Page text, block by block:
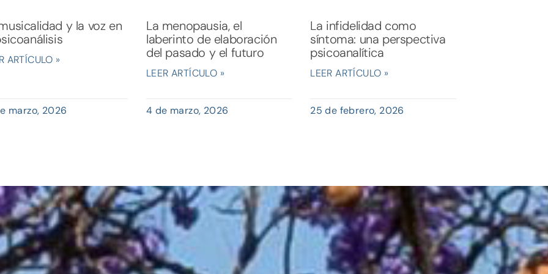
y la voz en
ARTÍCULO »
marzo, 2026
La menopausia, el
laberinto de elaboración
del pasado y el futuro
LEER ARTÍCULO »
4 de marzo, 2026
La infidelidad como
síntoma: una perspectiva
psicoanalítica
LEER ARTÍCULO »
25 de febrero, 2026